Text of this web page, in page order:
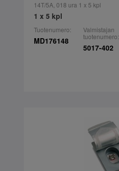
14T/5A, 018 ura 1 x 5 kpl
1 x 5 kpl
Tuotenumero:
MD176148
Valmistajan
tuotenumero:
5017-402